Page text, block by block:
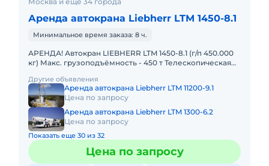
Аренда автокрана Liebherr LTM 1450-8.1
Минимальное время заказа: 8 ч.
АРЕНДА! Автокран LIEBHERR LTM 1450-8.1 (г/п 450.000
кг) Макс. грузоподъёмность - 450 т Телескопическая
Другие объявления
Аренда автокрана Liebherr LTM 11200-9.1
Цена по запросу
Аренда автокрана Liebherr LTM 1300-6.2
Цена по запросу
Показать еще 30 из 32
Цена по запросу